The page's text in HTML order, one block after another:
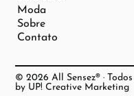
Moda
Sobre
Contato
© 2026 All Sensez® ·
by UP! Creative Marketing